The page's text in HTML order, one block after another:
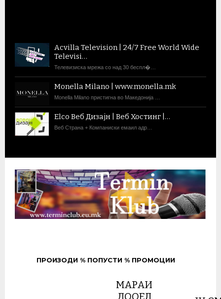
Acvilla Television | 24/7 Free World Wide
Televisi…
Телевизиска мрежа со над 30 беспл�…
Monella Milano | www.monella.mk
Monella Milano пристигна во Македонија …
Elco Веб Дизајн | Веб Хостинг |…
Веб Страна + Компаниски емаил адр…
ПРОИЗОДИ % ПОПУСТИ % ПРОМОЦИИ
МАРАИ
ДООЕЛ